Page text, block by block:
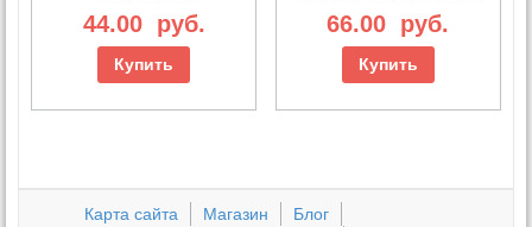
44.00 руб.
Купить
66.00 руб.
Купить
Карта сайта Магазин
Блог